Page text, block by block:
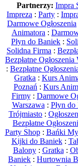
Partnerzy: Impra
Impreza : Party :
Darmowe Ogłoszenia
Animatora :
Płyn do Baniek :
Solidna Firma :
Bezpłatne Ogłoszenia
: Bezpłatne
Gratka : Kurs
Poznań : Kurs
Firmy: Darmowe
Warszawa : Płyn
Trójmiasto :
Bezpłatne
Party Shop: Bańki
Kijki do Baniek:
Balony: Gratka :
Baniek : Hurtownia